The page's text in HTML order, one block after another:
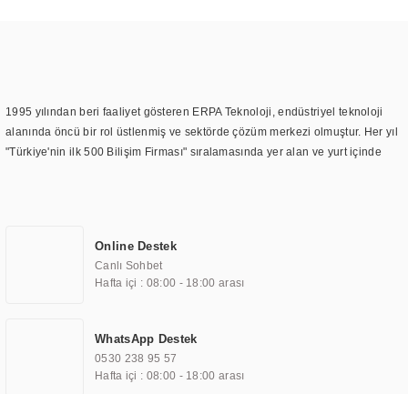
1995 yılından beri faaliyet gösteren ERPA Teknoloji, endüstriyel teknoloji
alanında öncü bir rol üstlenmiş ve sektörde çözüm merkezi olmuştur. Her yıl
"Türkiye'nin ilk 500 Bilişim Firması" sıralamasında yer alan ve yurt içinde
TOCHI markası altında kendi ürettiği ürünlerde kullanmıştır. Günümüzde
TOCHI; videowall, digital signage, kiosk, totem, akıllı durak ekranı, araç içi
ekran, asansör ekranı, digital menüboard, marin ekran, medikal ekran,
ekranları, endüstriyel ekranlar, kapı önü bilgi ekranları, panel PC,
endüstriyel Panel PC, mini PC, endüstriyel mini PC ve akıllı bina sistemleri
gibi çözümleri 4.5" ile 110” boyutları arasında üretebilirken, ayrıca standart
Online Destek
Canlı Sohbet
Hafta içi : 08:00 - 18:00 arası
WhatsApp Destek
0530 238 95 57
Hafta içi : 08:00 - 18:00 arası